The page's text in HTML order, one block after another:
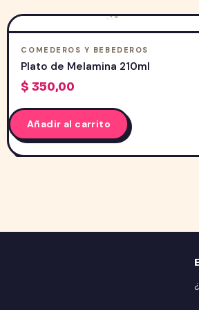
COMEDEROS Y BEBEDEROS
Plato de Melamina 210ml
$ 350,00
Añadir al carrito